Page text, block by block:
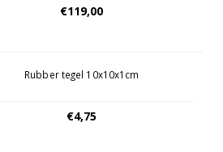
€119,00
Rubber tegel 10x10x1cm
€4,75